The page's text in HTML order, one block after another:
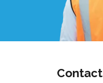
Contact